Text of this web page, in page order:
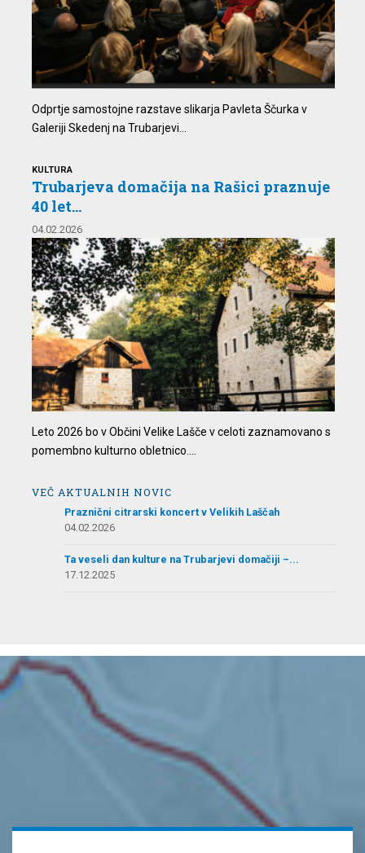
Odprtje samostojne razstave slikarja Pavleta Ščurka v
Galeriji Skedenj na Trubarjevi...
KULTURA
Trubarjeva domačija na Rašici praznuje
40 let...
04.02.2026
Leto 2026 bo v Občini Velike Lašče v celoti zaznamovano s
pomembno kulturno obletnico....
VEČ AKTUALNIH NOVIC
Praznični citrarski koncert v Velikih Laščah
04.02.2026
Ta veseli dan kulture na Trubarjevi domačiji –...
17.12.2025